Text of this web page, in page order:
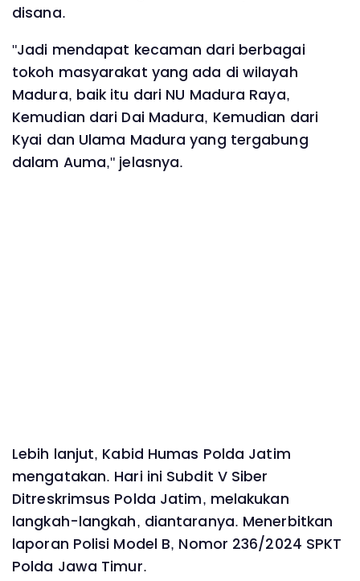
disana.
"Jadi mendapat kecaman dari berbagai
tokoh masyarakat yang ada di wilayah
Madura, baik itu dari NU Madura Raya,
Kemudian dari Dai Madura, Kemudian dari
Kyai dan Ulama Madura yang tergabung
dalam Auma," jelasnya.
Lebih lanjut, Kabid Humas Polda Jatim
mengatakan. Hari ini Subdit V Siber
Ditreskrimsus Polda Jatim, melakukan
langkah-langkah, diantaranya. Menerbitkan
laporan Polisi Model B, Nomor 236/2024 SPKT
Polda Jawa Timur.